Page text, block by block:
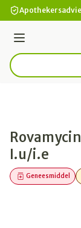
Ga naar de inhoud
Menu
Product, merk,
I.u/i.e
Geneesmiddel